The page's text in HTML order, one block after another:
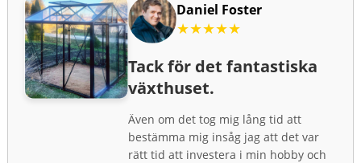
Daniel Foster
★★★★★
Tack för det fantastiska
växthuset.
Även om det tog mig lång tid att
bestämma mig insåg jag att det var
rätt tid att investera i min hobby och